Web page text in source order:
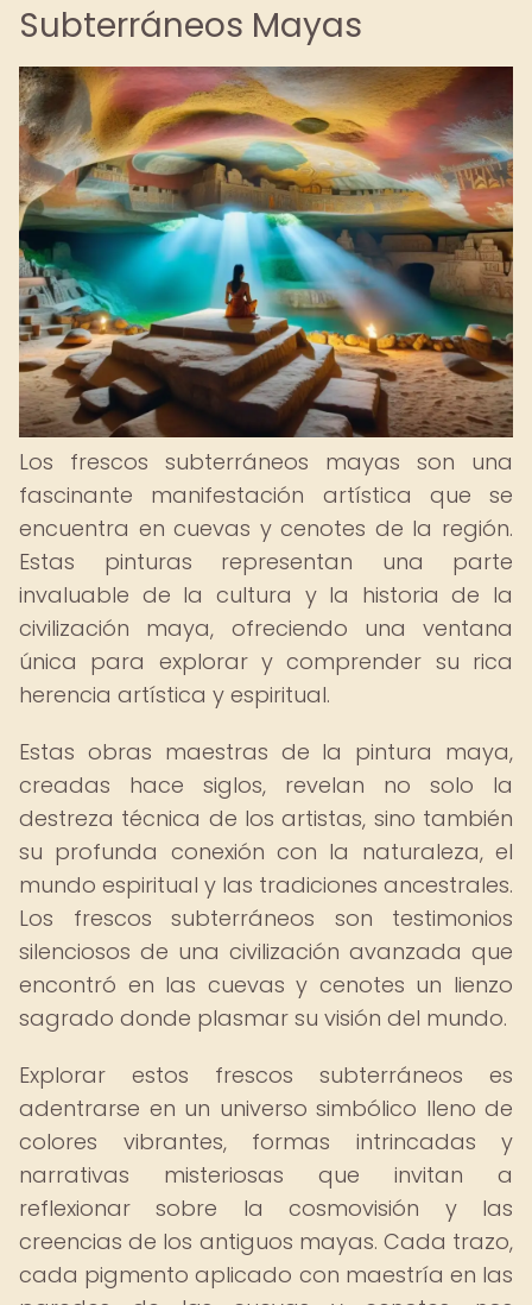
Subterráneos Mayas
Los frescos subterráneos mayas son una
fascinante manifestación artística que se
encuentra en cuevas y cenotes de la región.
Estas pinturas representan una parte
invaluable de la cultura y la historia de la
civilización maya, ofreciendo una ventana
única para explorar y comprender su rica
herencia artística y espiritual.
Estas obras maestras de la pintura maya,
creadas hace siglos, revelan no solo la
destreza técnica de los artistas, sino también
su profunda conexión con la naturaleza, el
mundo espiritual y las tradiciones ancestrales.
Los frescos subterráneos son testimonios
silenciosos de una civilización avanzada que
encontró en las cuevas y cenotes un lienzo
sagrado donde plasmar su visión del mundo.
Explorar estos frescos subterráneos es
adentrarse en un universo simbólico lleno de
colores vibrantes, formas intrincadas y
narrativas misteriosas que invitan a
reflexionar sobre la cosmovisión y las
creencias de los antiguos mayas. Cada trazo,
cada pigmento aplicado con maestría en las